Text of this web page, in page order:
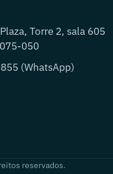
Torre 2, sala 605
050
(WhatsApp)
reservados.